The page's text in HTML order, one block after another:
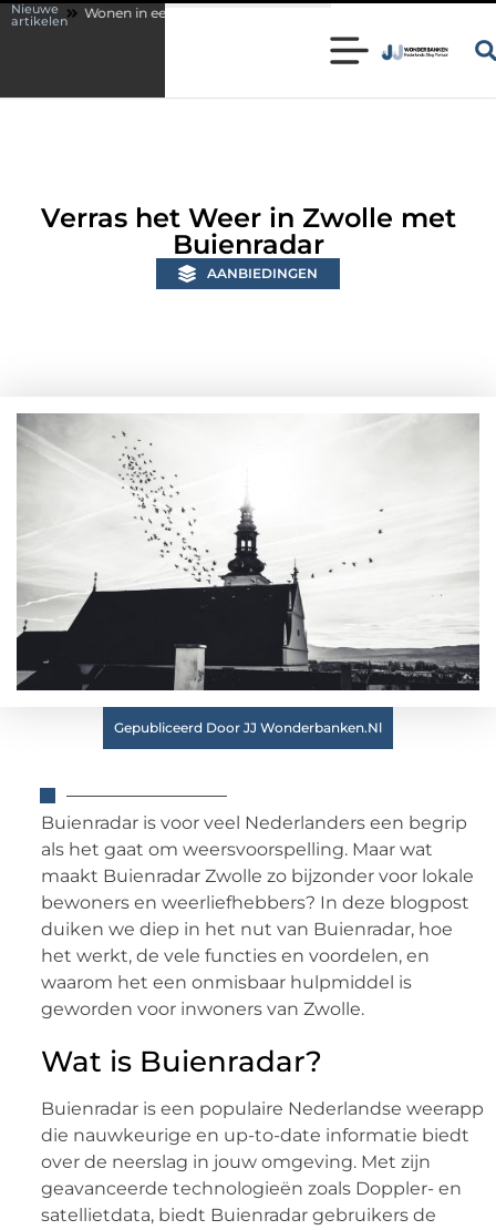
Nieuwe
artikelen
een karakteristieke woning in Bunschoten? Controleer of je sloten nog
Verras het Weer in Zwolle met
Buienradar
AANBIEDINGEN
Gepubliceerd Door JJ Wonderbanken.nl
Buienradar is voor veel Nederlanders een begrip
als het gaat om weersvoorspelling. Maar wat
maakt Buienradar Zwolle zo bijzonder voor lokale
bewoners en weerliefhebbers? In deze blogpost
duiken we diep in het nut van Buienradar, hoe
het werkt, de vele functies en voordelen, en
waarom het een onmisbaar hulpmiddel is
geworden voor inwoners van Zwolle.
Wat is Buienradar?
Buienradar is een populaire Nederlandse weerapp
die nauwkeurige en up-to-date informatie biedt
over de neerslag in jouw omgeving. Met zijn
geavanceerde technologieën zoals Doppler- en
satellietdata, biedt Buienradar gebruikers de